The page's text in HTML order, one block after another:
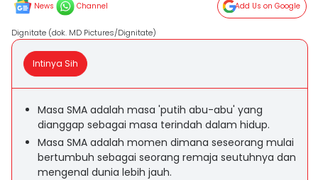
News Channel Add Us on Google
Dignitate (dok. MD Pictures/Dignitate)
Intinya Sih
Masa SMA adalah masa 'putih abu-abu' yang
dianggap sebagai masa terindah dalam hidup.
Masa SMA adalah momen dimana seseorang mulai
bertumbuh sebagai seorang remaja seutuhnya dan
mengenal dunia lebih jauh.